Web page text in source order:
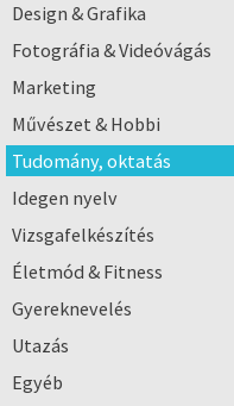
Design & Grafika
Fotográfia & Videóvágás
Marketing
Művészet & Hobbi
Tudomány, oktatás
Idegen nyelv
Vizsgafelkészítés
Életmód & Fitness
Gyereknevelés
Utazás
Egyéb